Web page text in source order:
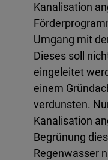
Kanalisation
Umgang mit
Dieses soll
eingeleitet
einem
verdunsten.
Kanalisation
Begrünung
Regenwasser